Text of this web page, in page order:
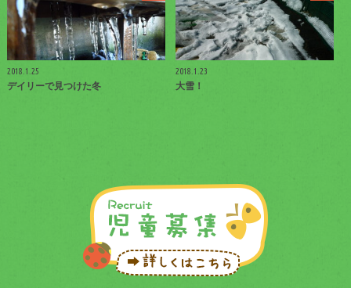
2018.1.25
デイリーで見つけた冬
2018.1.23
大雪！